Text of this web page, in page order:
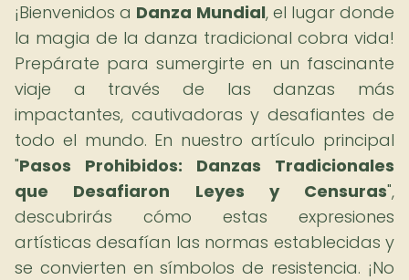
¡Bienvenidos a Danza Mundial, el lugar donde
la magia de la danza tradicional cobra vida!
Prepárate para sumergirte en un fascinante
viaje a través de las danzas más
impactantes, cautivadoras y desafiantes de
todo el mundo. En nuestro artículo principal
"Pasos Prohibidos: Danzas Tradicionales
que Desafiaron Leyes y Censuras",
descubrirás cómo estas expresiones
artísticas desafían las normas establecidas y
se convierten en símbolos de resistencia. ¡No